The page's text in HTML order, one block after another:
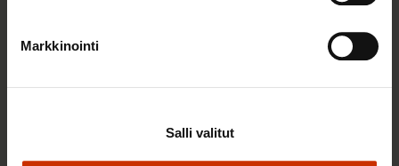
Markkinointi
Salli valitut